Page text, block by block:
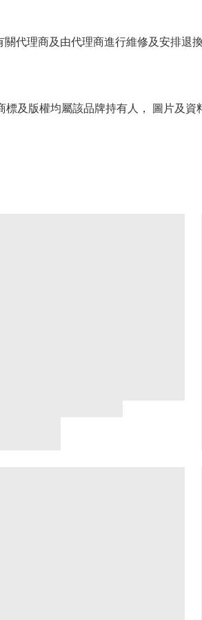
代理商及由代理商進行維修及安排退
及版權均屬該品牌持有人， 圖片及